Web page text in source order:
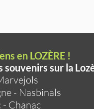
en LOZÈRE !
sur la
- Nasbinals
- Chanac